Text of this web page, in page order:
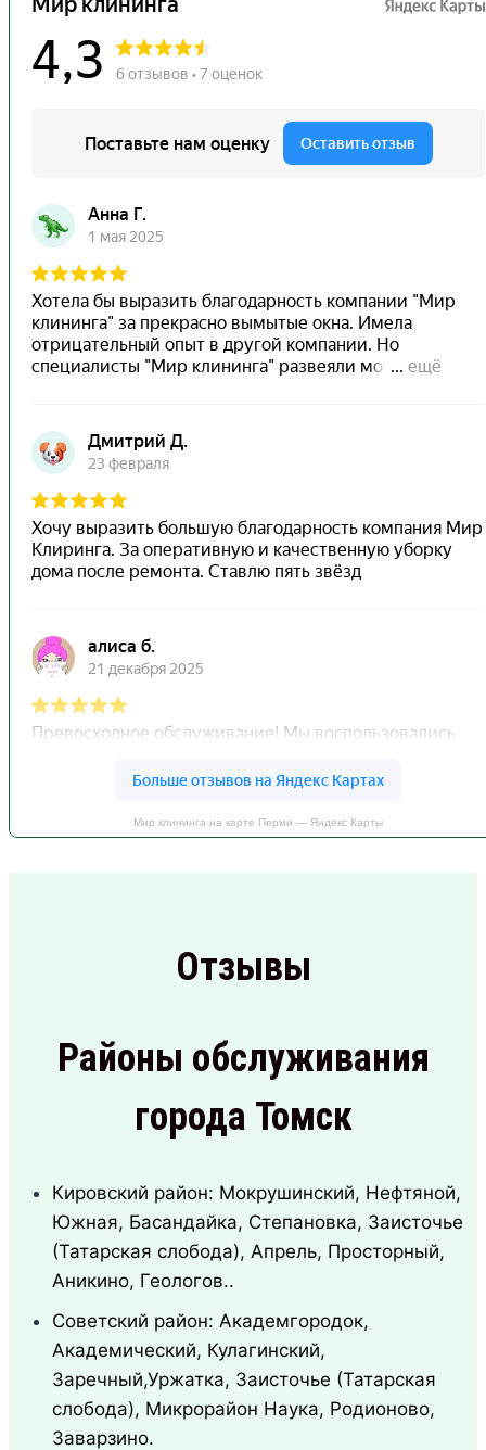
Мир клининга на карте Перми — Яндекс Карты
Отзывы
Районы обслуживания
города Томск
Кировский район: Мокрушинский, Нефтяной,
Южная, Басандайка, Степановка, Заисточье
(Татарская слобода), Апрель, Просторный,
Аникино, Геологов..
Советский район: Академгородок,
Академический, Кулагинский,
Заречный,Уржатка, Заисточье (Татарская
слобода), Микрорайон Наука, Родионово,
Заварзино.